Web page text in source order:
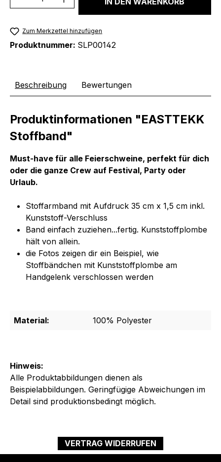
Hinweis:
Alle Produktabbildungen dienen als
Beispielabbildungen. Geringfügige Abweichungen im
Detail sind produktionsbedingt möglich.
Zum Merkzettel hinzufügen
Produktnummer: SLP00142
Beschreibung Bewertungen
Produktinformationen "EASTTEKK
Stoffband"
Must-have für alle Feierschweine, perfekt für dich
oder die ganze Crew auf Festival, Party oder
Urlaub.
Stoffarmband mit Aufdruck 35 cm x 1,5 cm inkl.
Kunststoff-Verschluss
Band einfach zuziehen...fertig. Kunststoffplombe
hält von allein.
die Fotos zeigen dir ein Beispiel, wie
Stoffbändchen mit Kunststoffplombe am
Handgelenk verschlossen werden
Material: 100% Polyester
VERTRAG WIDERRUFEN